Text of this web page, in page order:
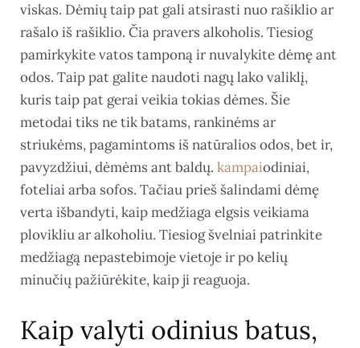
viskas. Dėmių taip pat gali atsirasti nuo rašiklio ar
rašalo iš rašiklio. Čia pravers alkoholis. Tiesiog
pamirkykite vatos tamponą ir nuvalykite dėmę ant
odos. Taip pat galite naudoti nagų lako valiklį,
kuris taip pat gerai veikia tokias dėmes. Šie
metodai tiks ne tik batams, rankinėms ar
striukėms, pagamintoms iš natūralios odos, bet ir,
pavyzdžiui, dėmėms ant baldų. kampaiodiniai,
foteliai arba sofos. Tačiau prieš šalindami dėmę
verta išbandyti, kaip medžiaga elgsis veikiama
plovikliu ar alkoholiu. Tiesiog švelniai patrinkite
medžiagą nepastebimoje vietoje ir po kelių
minučių pažiūrėkite, kaip ji reaguoja.
Kaip valyti odinius batus,